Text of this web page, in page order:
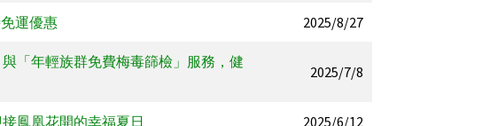
運優惠 2025/8/27
「年輕族群免費梅毒篩檢」服務，健
2025/7/8
鳳凰花開的幸福夏日 2025/6/12